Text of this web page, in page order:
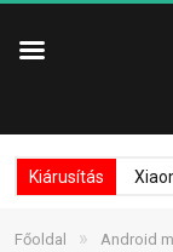
Kiárusítás
Főoldal » Android